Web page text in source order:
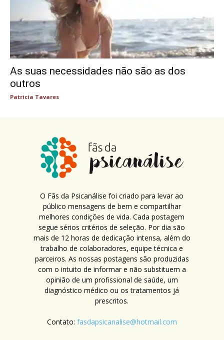
As suas necessidades não são as dos
outros
Patricia Tavares
O Fãs da Psicanálise foi criado para levar ao
público mensagens de bem e compartilhar
melhores condições de vida. Cada postagem
segue sérios critérios de seleção. Por dia são
mais de 12 horas de dedicação intensa, além do
trabalho de colaboradores, equipe técnica e
parceiros. As nossas postagens são produzidas
com o intuito de informar e não substituem a
opinião de um profissional de saúde, um
diagnóstico médico ou os tratamentos já
prescritos.
Contato: fasdapsicanalise@hotmail.com